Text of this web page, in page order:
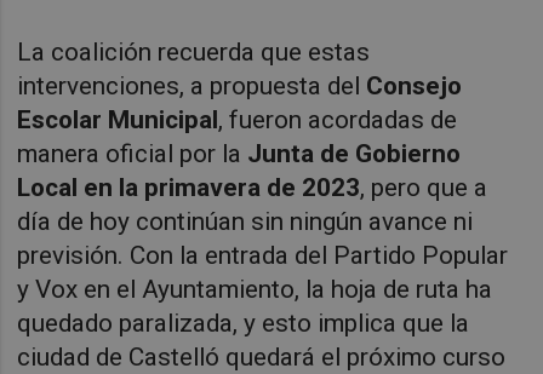
La coalición recuerda que estas
intervenciones, a propuesta del Consejo
Escolar Municipal, fueron acordadas de
manera oficial por la Junta de Gobierno
Local en la primavera de 2023, pero que a
día de hoy continúan sin ningún avance ni
previsión. Con la entrada del Partido Popular
y Vox en el Ayuntamiento, la hoja de ruta ha
quedado paralizada, y esto implica que la
ciudad de Castelló quedará el próximo curso